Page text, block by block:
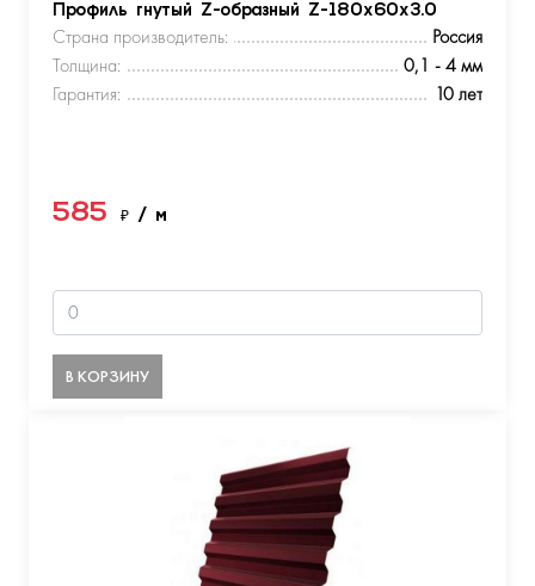
Профиль гнутый Z-образный Z-180х60х3.0
Страна производитель:
Россия
Толщина:
0,1 - 4 мм
Гарантия:
10 лет
585 ₽ / м
В КОРЗИНУ